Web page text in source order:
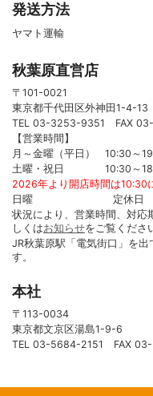
発送方法
ヤマト運輸
秋葉原直営店
〒101-0021
東京都千代田区外神田1-4-13
TEL 03-3253-9351 FAX
【営業時間】
月～金曜（平日） 10:30～
土曜・祝日 10:30～
2026年より開店時間は10:30
日曜 定休日
状況により、営業時間、対応
しくはお知らせをご覧くださ
JR秋葉原駅「電気街口」を出
す。
本社
〒113-0034
東京都文京区湯島1-9-6
TEL 03-5684-2151 FAX